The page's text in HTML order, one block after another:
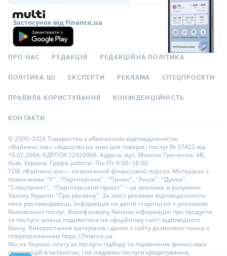
Застосунок від Finance.ua
ПРО НАС РЕДАКЦІЯ РЕДАКЦІЙНА ПОЛІТИКА
ПОЛІТИКА ШІ ЕКСПЕРТИ РЕКЛАМА СПЕЦПРОЄКТИ
ПРАВИЛА КОРИСТУВАННЯ КОНФІДЕНЦІЙНІСТЬ
КОНТАКТИ
© 2000–2026 Товариство з обмеженою відповідальністю
«Файненс.юа», свідоцтво на знак для товарів і послуг № 37423 від
16.02.2004, ЄДРПОУ 22929966. Адреса: вул. Миколи Грінченка, 4В,
Київ, Україна. Графік роботи: Пн–Пт 9:00–18:00.
ТОВ «Файненс.юа» – незалежний фінансовий портал. Матеріали з
позначками “Р”, “Партнерська”, “Промо”, “Акція”, “Думка”,
“Спецпроєкт”, “Партнерський проєкт” – це реклама, в розумінні
Закону України “Про рекламу”. За зміст реклами відповідальність
несе рекламодавець. Інформація на даній сторінці не є рекламою
банківських послуг. Верифіковану банком інформацію про продукти
та послуги можна подивитися на офіційному сайті відповідного
банку. Використання матеріалів і даних з сайту дозволено тільки з
гіперпосиланням https://finance.ua.
Ми не беремо плату за послуги підбору та порівняння фінансових
пропозицій в каталогах, і не надаємо послуги кредитування,